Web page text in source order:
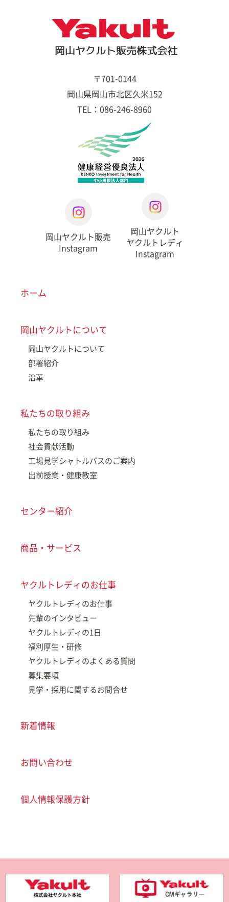
〒701-0144
岡山県岡山市北区久米152
TEL：086-246-8960
岡山ヤクルト販売
Instagram
岡山ヤクルト
ヤクルトレディ
Instagram
ホーム
岡山ヤクルトについて
岡山ヤクルトについて
部署紹介
沿革
私たちの取り組み
私たちの取り組み
社会貢献活動
工場見学シャトルバスのご案内
出前授業・健康教室
センター紹介
商品・サービス
ヤクルトレディのお仕事
ヤクルトレディのお仕事
先輩のインタビュー
ヤクルトレディの1日
福利厚生・研修
ヤクルトレディのよくある質問
募集要項
見学・採用に関するお問合せ
新着情報
お問い合わせ
個人情報保護方針